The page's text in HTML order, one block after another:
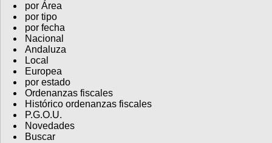
por Área
por tipo
por fecha
Nacional
Andaluza
Local
Europea
por estado
Ordenanzas fiscales
Histórico ordenanzas fiscales
P.G.O.U.
Novedades
Buscar